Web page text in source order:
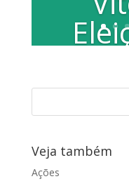
Veja também
Ações